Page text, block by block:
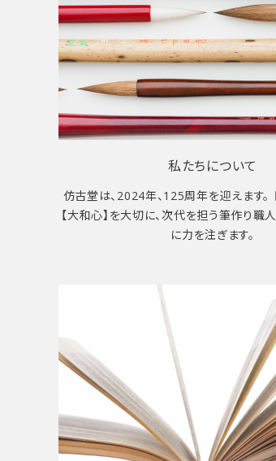
私たちについて
仿古堂は、2024年、125周年を迎えます。
【大和心】を大切に、次代を担う筆作り職
に力を注ぎます。